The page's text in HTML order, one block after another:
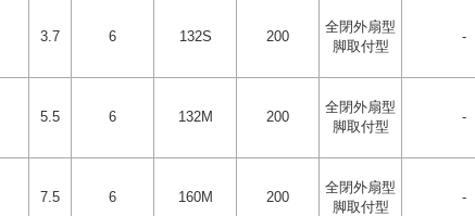
3.7 6 132S 200
全閉外扇型
脚取付型
-
5.5 6 132M 200
全閉外扇型
脚取付型
-
7.5 6 160M 200
全閉外扇型
脚取付型
-